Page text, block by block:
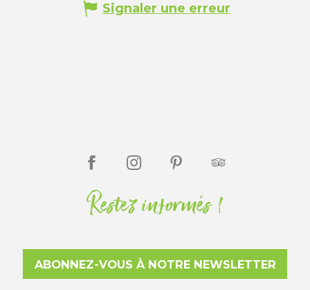
Signaler une erreur
Restez informés !
ABONNEZ-VOUS À NOTRE NEWSLETTER